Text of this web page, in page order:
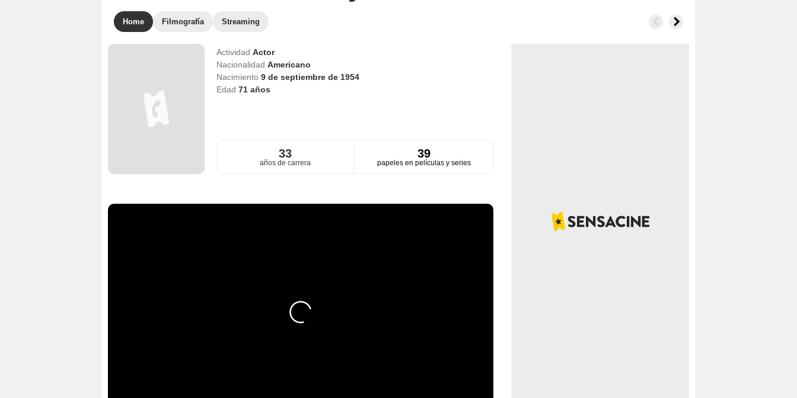
Home Filmografía Streaming
Actividad Actor
Nacionalidad Americano
Nacimiento 9 de septiembre de 1954
Edad 71años
33
años de carrera
39
papeles en películas y series